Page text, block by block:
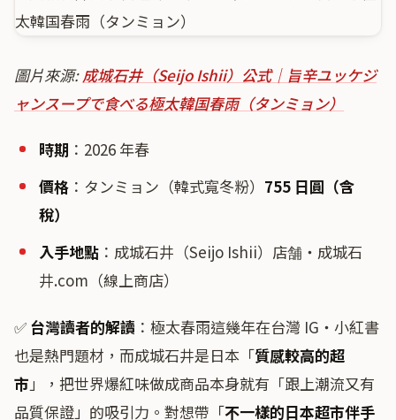
圖片來源:成城石井（Seijo Ishii）公式｜旨辛ユッケジ
ャンスープで食べる極太韓国春雨（タンミョン）
時期 ：2026 年春
價格 ：タンミョン（韓式寬冬粉） 755 日圓（含
稅）
入手地點 ：成城石井（Seijo Ishii）店舗・成城石
井.com（線上商店）
✅ 台灣讀者的解讀 ：極太春雨這幾年在台灣 IG・小紅書
也是熱門題材，而成城石井是日本「質感較高的超
市」，把世界爆紅味做成商品本身就有「跟上潮流又有
品質保證」的吸引力。對想帶「不一樣的日本超市伴手